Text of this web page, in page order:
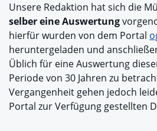
Unsere Redaktion hat sich die
selber eine Auswertung
hierfür wurden von dem Portal
heruntergeladen und
Üblich für eine Auswertung
Periode von 30 Jahren zu
Vergangenheit gehen jedoch
Portal zur Verfügung gestellten